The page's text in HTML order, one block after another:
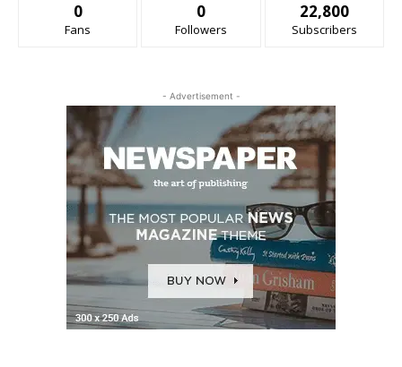
0
Fans
0
Followers
22,800
Subscribers
- Advertisement -